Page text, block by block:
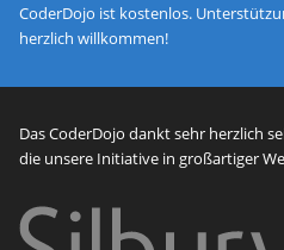
CoderDojo ist kostenlos.
herzlich willkommen!
Das CoderDojo dankt sehr herzlich
die unsere Initiative in großartiger